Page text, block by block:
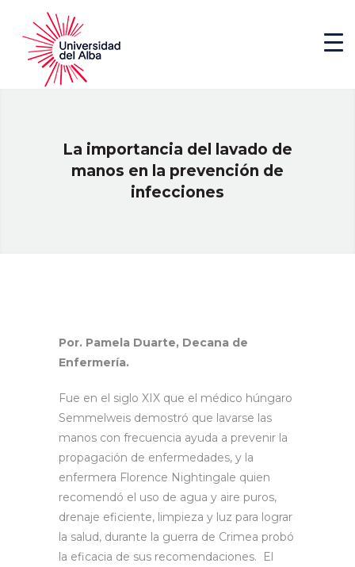
La importancia del lavado de
manos en la prevención de
infecciones
Por. Pamela Duarte, Decana de
Enfermería.
Fue en el siglo XIX que el médico húngaro
Semmelweis demostró que lavarse las
manos con frecuencia ayuda a prevenir la
propagación de enfermedades, y la
enfermera Florence Nightingale quien
recomendó el uso de agua y aire puros,
drenaje eficiente, limpieza y luz para lograr
la salud, durante la guerra de Crimea probó
la eficacia de sus recomendaciones. El